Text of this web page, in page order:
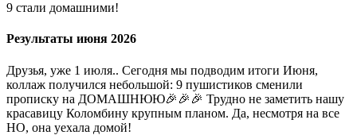
9 стали домашними!
Результаты июня 2026
Друзья, уже 1 июля.. Сегодня мы подводим итоги Июня,
коллаж получился небольшой: 9 пушистиков сменили
прописку на ДОМАШНЮЮ🎉🎉🎉 Трудно не заметить нашу
красавицу Коломбину крупным планом. Да, несмотря на все
НО, она уехала домой!